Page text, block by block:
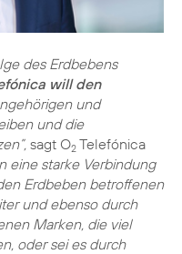
des Erdbebens
will den
und
und die
sagt O2 Telefónica
eine starke Verbindung
Erdbeben betroffenen
und ebenso durch
Marken, die viel
oder sei es durch